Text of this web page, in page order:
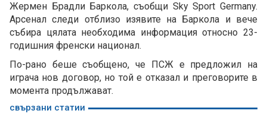
Жермен Брадли Баркола, съобщи Sky Sport Germany.
Арсенал следи отблизо изявите на Баркола и вече
събира цялата необходима информация относно 23-
годишния френски национал.
По-рано беше съобщено, че ПСЖ е предложил на
играча нов договор, но той е отказал и преговорите в
момента продължават.
свързани статии